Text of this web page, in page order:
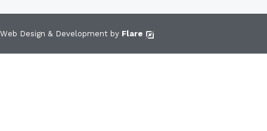
Web Design & Development by Flare